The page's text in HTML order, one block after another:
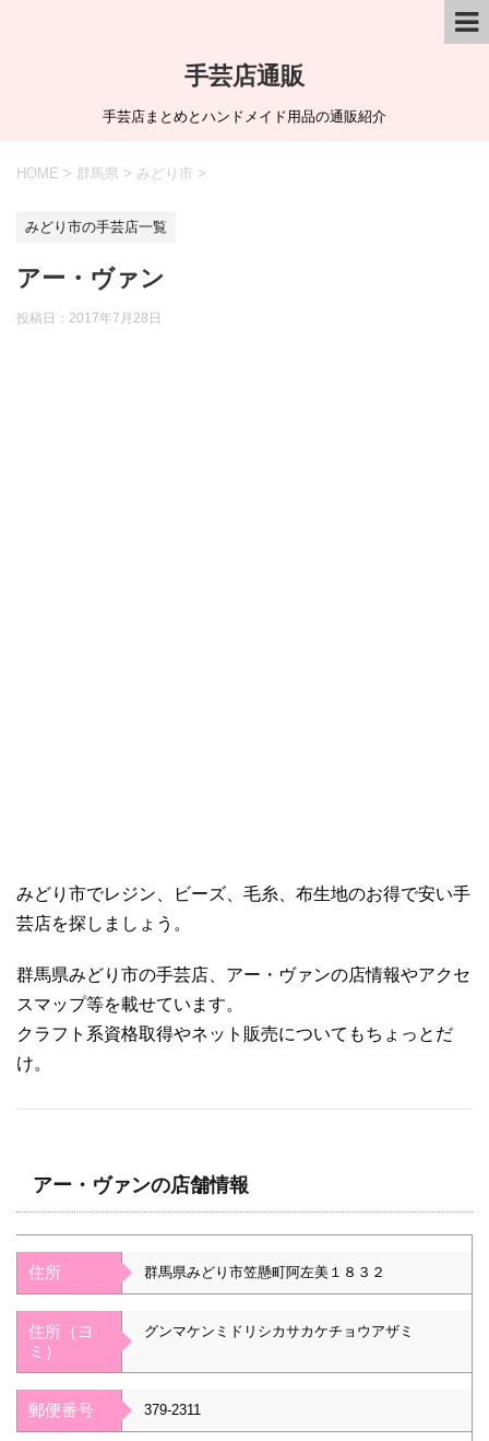
手芸店通販
手芸店まとめとハンドメイド用品の通販紹介
HOME > 群馬県 > みどり市 >
みどり市の手芸店一覧
アー・ヴァン
投稿日： 2017年7月28日
みどり市でレジン、ビーズ、毛糸、布生地のお得で安い手
芸店を探しましょう。
群馬県みどり市の手芸店、アー・ヴァンの店情報やアクセ
スマップ等を載せています。
クラフト系資格取得やネット販売についてもちょっとだ
け。
アー・ヴァンの店舗情報
住所 群馬県みどり市笠懸町阿左美１８３２
住所（ヨ
ミ）
グンマケンミドリシカサカケチョウアザミ
郵便番号 379-2311